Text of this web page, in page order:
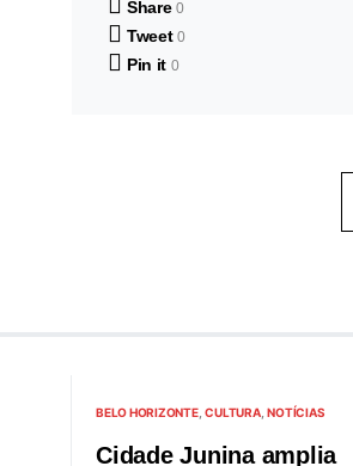
Share 0
Tweet 0
Pin it 0
BELO HORIZONTE CULTURA NOTÍCIAS
Cidade Junina amplia